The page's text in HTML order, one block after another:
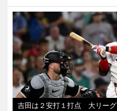
吉田は２安打１打点 大リーグ